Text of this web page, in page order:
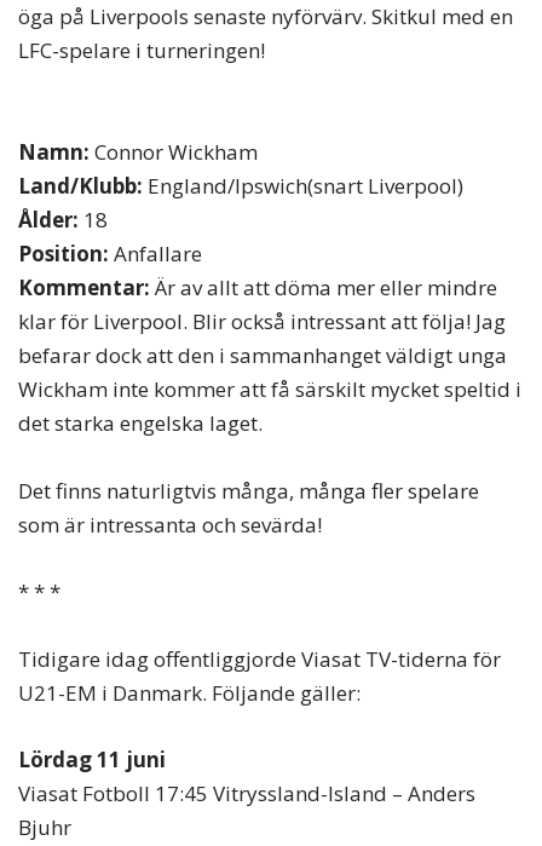
öga på Liverpools senaste nyförvärv. Skitkul med en
LFC-spelare i turneringen!
Namn: Connor Wickham
Land/Klubb: England/Ipswich(snart Liverpool)
Ålder: 18
Position: Anfallare
Kommentar:Är av allt att döma mer eller mindre
klar för Liverpool. Blir också intressant att följa! Jag
befarar dock att den i sammanhanget väldigt unga
Wickham inte kommer att få särskilt mycket speltid i
det starka engelska laget.
Det finns naturligtvis många, många fler spelare
som är intressanta och sevärda!
* * *
Tidigare idag offentliggjorde Viasat TV-tiderna för
U21-EM i Danmark. Följande gäller:
Lördag 11 juni
Viasat Fotboll 17:45 Vitryssland-Island – Anders
Bjuhr